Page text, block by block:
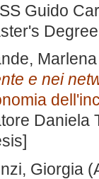
Guido
Marlena
e nei
Daniela
Giorgia